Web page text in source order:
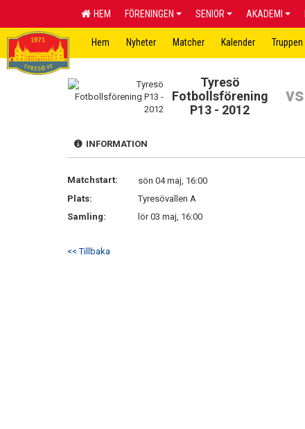
HEM FÖRENINGEN SENIOR AKADEMI
Hem Nyheter Matcher Kalender Truppen
Tyresö
Fotbollsförening
P13 - 2012
vs
INFORMATION
Matchstart:
sön 04 maj, 16:00
Plats:
Tyresövallen A
Samling:
lör 03 maj, 16:00
<< Tillbaka